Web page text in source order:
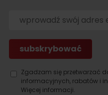
noclegu
Zgadzam się przetwarzać
informacyjnych, rabatów i
Więcej informacji.